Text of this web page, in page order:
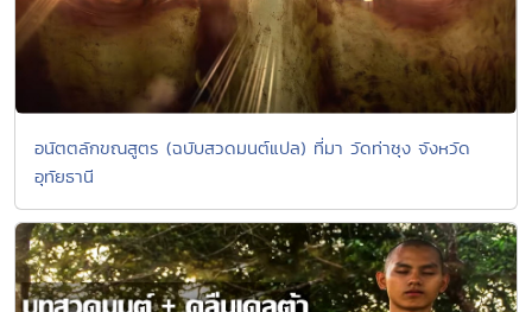
อนัตตลักขณสูตร (ฉบับสวดมนต์แปล) ที่มา วัดท่าซุง จังหวัด
อุทัยธานี